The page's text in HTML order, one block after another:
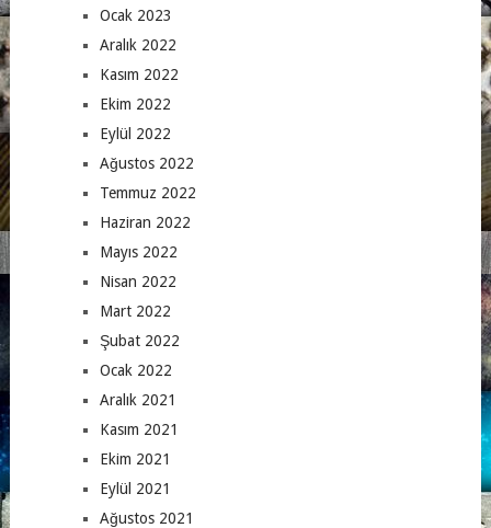
Ocak 2023
Aralık 2022
Kasım 2022
Ekim 2022
Eylül 2022
Ağustos 2022
Temmuz 2022
Haziran 2022
Mayıs 2022
Nisan 2022
Mart 2022
Şubat 2022
Ocak 2022
Aralık 2021
Kasım 2021
Ekim 2021
Eylül 2021
Ağustos 2021